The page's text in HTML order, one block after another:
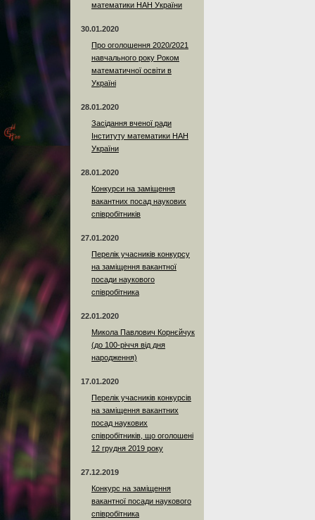
математики НАН України
30.01.2020
Про оголошення 2020/2021
навчального року Роком
математичної освіти в
Україні
28.01.2020
Засідання вченої ради
Інституту математики НАН
України
28.01.2020
Конкурси на заміщення
вакантних посад наукових
співробітників
27.01.2020
Перелік учасників конкурсу
на заміщення вакантної
посади наукового
співробітника
22.01.2020
Микола Павлович Корнєйчук
(до 100-річчя від дня
народження)
17.01.2020
Перелік учасників конкурсів
на заміщення вакантних
посад наукових
співробітників, що оголошені
12 грудня 2019 року
27.12.2019
Конкурс на заміщення
вакантної посади наукового
співробітника